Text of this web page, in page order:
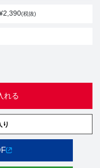
2,390(税抜)
れる
り